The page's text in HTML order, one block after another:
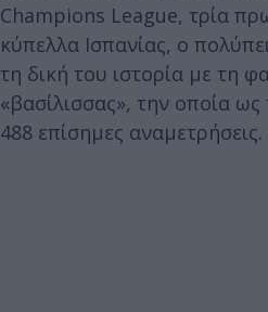
Champions League, τρία
κύπελλα Ισπανίας, ο
τη δική του ιστορία με τη
«βασίλισσας», την οποία
488 επίσημες αναμετρήσεις.